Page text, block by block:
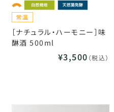
［ナチュラル・ハーモニー］味
醂酒 500ml
¥3,500 （税込）